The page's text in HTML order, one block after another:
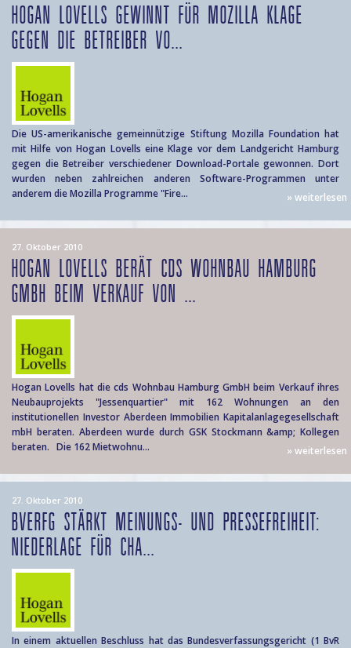
HOGAN LOVELLS GEWINNT FÜR MOZILLA KLAGE
GEGEN DIE BETREIBER VO...
Die US-amerikanische gemeinnützige Stiftung Mozilla Foundation hat
mit Hilfe von Hogan Lovells eine Klage vor dem Landgericht Hamburg
gegen die Betreiber verschiedener Download-Portale gewonnen. Dort
wurden neben zahlreichen anderen Software-Programmen unter
anderem die Mozilla Programme "Fire...
» weiterlesen
27. Oktober 2010
HOGAN LOVELLS BERÄT CDS WOHNBAU HAMBURG
GMBH BEIM VERKAUF VON ...
Hogan Lovells hat die cds Wohnbau Hamburg GmbH beim Verkauf ihres
Neubauprojekts "Jessenquartier" mit 162 Wohnungen an den
institutionellen Investor Aberdeen Immobilien Kapitalanlagegesellschaft
mbH beraten. Aberdeen wurde durch GSK Stockmann &amp; Kollegen
beraten. Die 162 Mietwohnu...
» weiterlesen
27. Oktober 2010
BVERFG STÄRKT MEINUNGS- UND PRESSEFREIHEIT:
NIEDERLAGE FÜR CHA...
In einem aktuellen Beschluss hat das Bundesverfassungsgericht (1 BvR